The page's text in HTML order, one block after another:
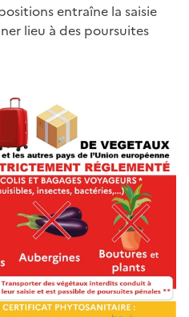
entraîne la saisie
lieu à des poursuites